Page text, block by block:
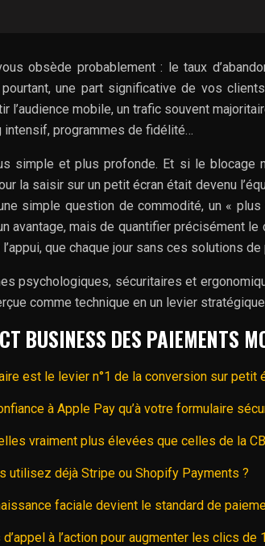
obsède probablement : le taux
une part significative de vos
l’audience mobile, un trafic souvent
intensif, programmes de fidélité…
simple et plus profonde. Et si le
la saisir sur un petit écran était devenu
simple question de commodité, un «
avantage, mais de quantifier précisément
que chaque jour sans ces solutions
psychologiques, sécuritaires et
comme technique en un levier
BUSINESS DES PAIEMENTS
est le levier n°1 de la conversion sur petit
à Apple Pay qu’à votre formulaire
vraiment plus élevées que celles de la
utilisez déjà Stripe ou Shopify Payments ?
faciale devient le standard de
à l’action pour augmenter les clics de